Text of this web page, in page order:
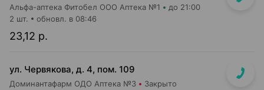
Альфа-аптека Фитобел ООО Аптека №1 до 21:00
23,12 р.
2 шт. обновл. в 08:46
ул. Червякова, д. 4, пом. 109
Доминантафарм ОДО Аптека №3 Закрыто